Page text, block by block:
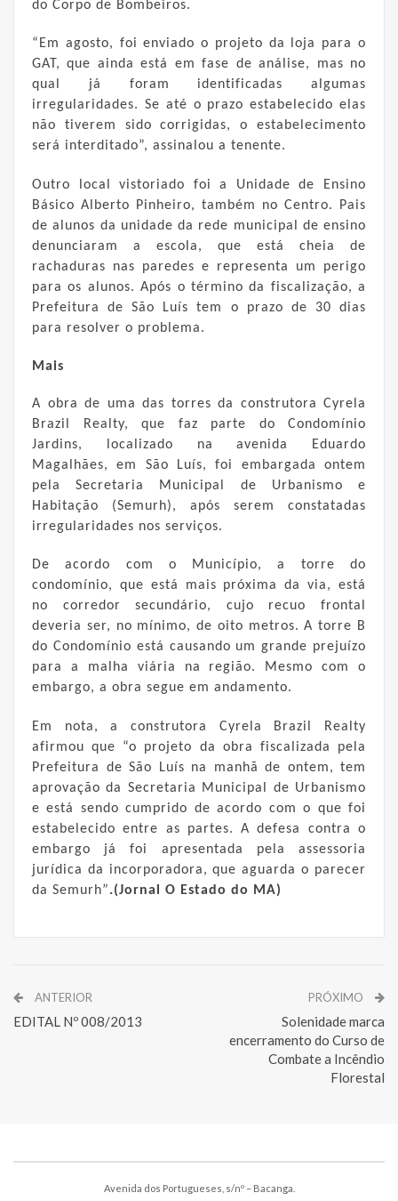
do Corpo de Bombeiros.
“Em agosto, foi enviado o projeto da loja para o
GAT, que ainda está em fase de análise, mas no
qual já foram identificadas algumas
irregularidades. Se até o prazo estabelecido elas
não tiverem sido corrigidas, o estabelecimento
será interditado”, assinalou a tenente.
Outro local vistoriado foi a Unidade de Ensino
Básico Alberto Pinheiro, também no Centro. Pais
de alunos da unidade da rede municipal de ensino
denunciaram a escola, que está cheia de
rachaduras nas paredes e representa um perigo
para os alunos. Após o término da fiscalização, a
Prefeitura de São Luís tem o prazo de 30 dias
para resolver o problema.
Mais
A obra de uma das torres da construtora Cyrela
Brazil Realty, que faz parte do Condomínio
Jardins, localizado na avenida Eduardo
Magalhães, em São Luís, foi embargada ontem
pela Secretaria Municipal de Urbanismo e
Habitação (Semurh), após serem constatadas
irregularidades nos serviços.
De acordo com o Município, a torre do
condomínio, que está mais próxima da via, está
no corredor secundário, cujo recuo frontal
deveria ser, no mínimo, de oito metros. A torre B
do Condomínio está causando um grande prejuízo
para a malha viária na região. Mesmo com o
embargo, a obra segue em andamento.
Em nota, a construtora Cyrela Brazil Realty
afirmou que “o projeto da obra fiscalizada pela
Prefeitura de São Luís na manhã de ontem, tem
aprovação da Secretaria Municipal de Urbanismo
e está sendo cumprido de acordo com o que foi
estabelecido entre as partes. A defesa contra o
embargo já foi apresentada pela assessoria
jurídica da incorporadora, que aguarda o parecer
da Semurh”.(Jornal O Estado do MA)
ANTERIOR
EDITAL Nº 008/2013
PRÓXIMO
Solenidade marca
encerramento do Curso de
Combate a Incêndio
Florestal
Avenida dos Portugueses, s/nº – Bacanga.